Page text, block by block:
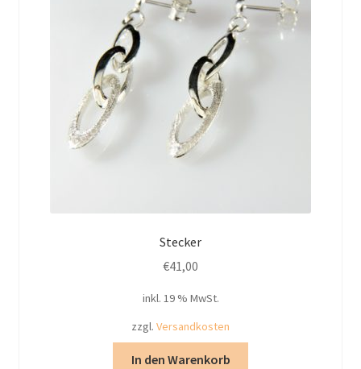
Stecker
€41,00
inkl. 19 % MwSt.
zzgl. Versandkosten
In den Warenkorb